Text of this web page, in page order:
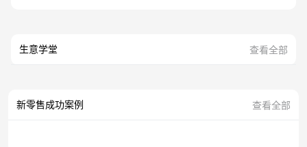
生意学堂 查看全部
新零售成功案例 查看全部